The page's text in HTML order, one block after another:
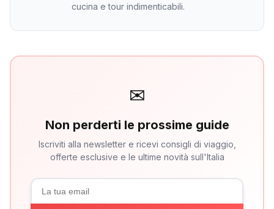
cucina e tour indimenticabili.
✉
Non perderti le prossime guide
Iscriviti alla newsletter e ricevi consigli di viaggio,
offerte esclusive e le ultime novità sull'Italia